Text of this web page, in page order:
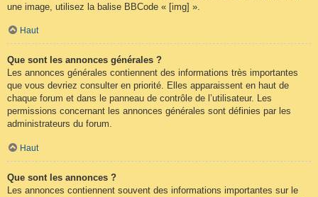
une image, utilisez la balise BBCode « [img] ».
Haut
Que sont les annonces générales ?
Les annonces générales contiennent des informations très importantes
que vous devriez consulter en priorité. Elles apparaissent en haut de
chaque forum et dans le panneau de contrôle de l’utilisateur. Les
permissions concernant les annonces générales sont définies par les
administrateurs du forum.
Haut
Que sont les annonces ?
Les annonces contiennent souvent des informations importantes sur le